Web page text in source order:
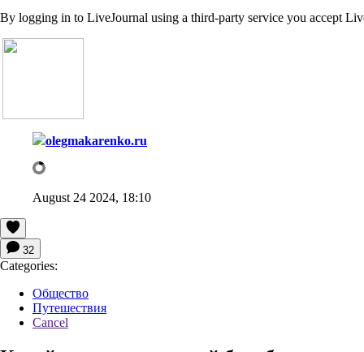
By logging in to LiveJournal using a third-party service you accept
olegmakarenko.ru
August 24 2024, 18:10
32
Categories:
Общество
Путешествия
Cancel